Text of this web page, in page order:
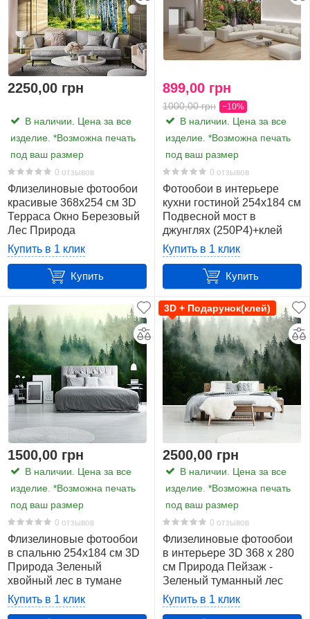
2250,00 грн
В наличии. Цена за все
изделие. *Возможна печать
под ваш размер
0 отзывов
Флизелиновые фотообои
красивые 368x254 см 3D
Терраса Окно Березовый
Лес Природа
(14239V8)+клей
Купить в 1 клик
Купить
899,00 грн
1000,00 грн −10%
В наличии. Цена за все
изделие. *Возможна печать
под ваш размер
0 отзывов
Фотообои в интерьере
кухни гостиной 254x184 см
Подвесной мост в
джунглях (250P4)+клей
Купить в 1 клик
Купить
1500,00 грн
В наличии. Цена за все
изделие. *Возможна печать
под ваш размер
0 отзывов
Флизелиновые фотообои
в спальню 254x184 см 3D
Природа Зеленый
хвойный лес в тумане
(14210V4)+клей
Купить в 1 клик
3D + Подарунок(клей)
2500,00 грн
В наличии. Цена за все
изделие. *Возможна печать
под ваш размер
0 отзывов
Флизелиновые фотообои
в интерьере 3D 368 x 280
см Природа Пейзаж -
Зеленый туманный лес
(13026V10)+клей
Купить в 1 клик